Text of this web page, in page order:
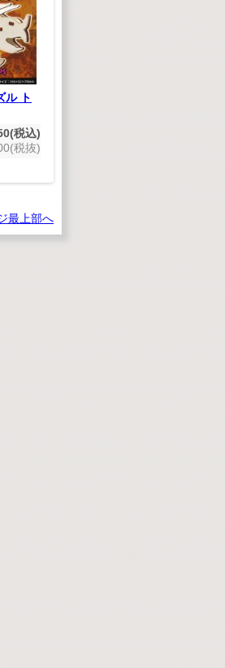
ル ト
税込)
税抜)
木製3D恐竜パズル テ
ィラノサウルス
¥ 550(税込)
¥500(税抜)
の
最上部へ